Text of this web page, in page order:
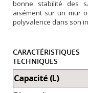
bonne stabilité des
aisément sur un mur
polyvalence dans son
CARACTÉRISTIQUES
TECHNIQUES
Capacité (L)